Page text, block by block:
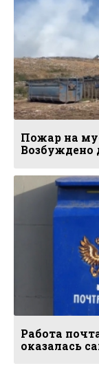
Пожар на
Возбуждено
Работа
оказалась